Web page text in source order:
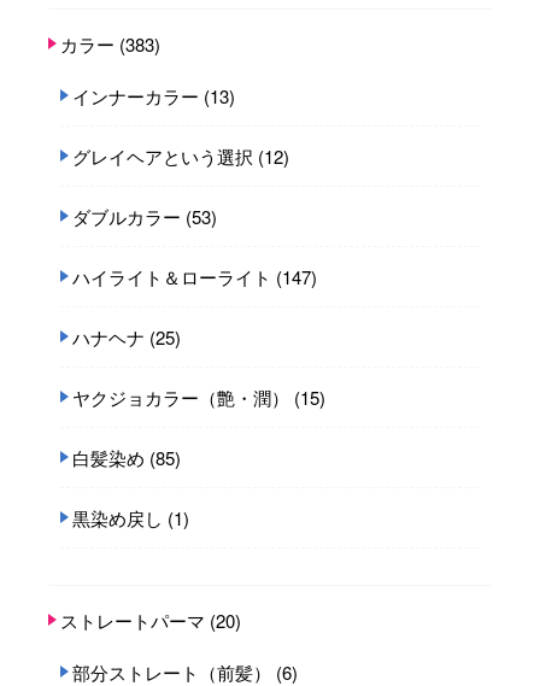
カラー (383)
インナーカラー (13)
グレイヘアという選択 (12)
ダブルカラー (53)
ハイライト＆ローライト (147)
ハナヘナ (25)
ヤクジョカラー（艶・潤） (15)
白髪染め (85)
黒染め戻し (1)
ストレートパーマ (20)
部分ストレート（前髪） (6)